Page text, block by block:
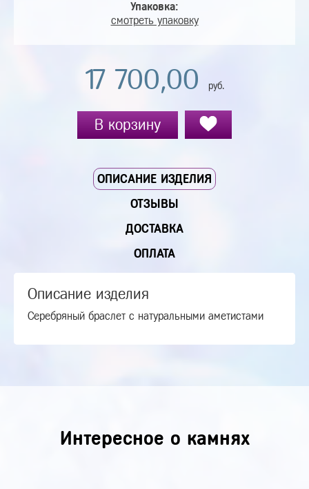
Упаковка:
смотреть упаковку
17 700,00 руб.
В корзину
ОПИСАНИЕ ИЗДЕЛИЯ
ОТЗЫВЫ
ДОСТАВКА
ОПЛАТА
Описание изделия
Серебряный браслет с натуральными аметистами
Интересное о камнях